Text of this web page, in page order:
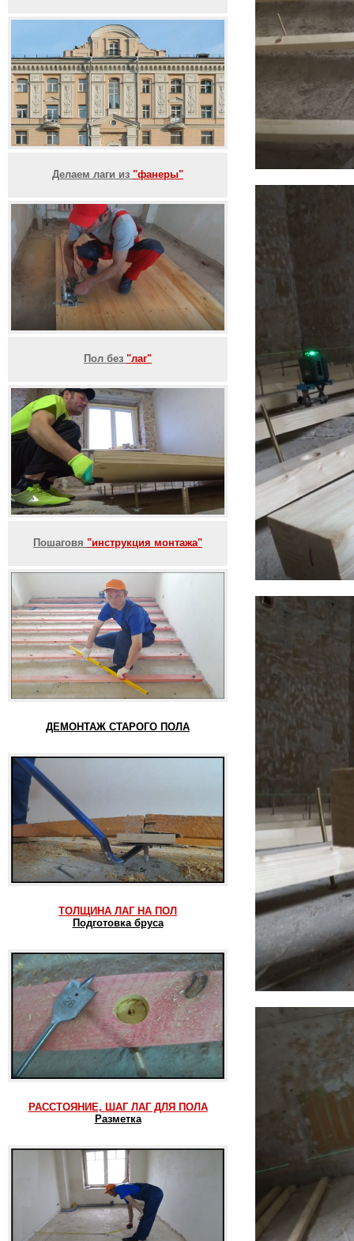
Делаем лаги из "фанеры"
Пол без "лаг"
Пошаговя "инструкция монтажа"
ДЕМОНТАЖ СТАРОГО ПОЛА
ТОЛЩИНА ЛАГ НА ПОЛ
Подготовка бруса
РАССТОЯНИЕ, ШАГ ЛАГ ДЛЯ ПОЛА
Разметка